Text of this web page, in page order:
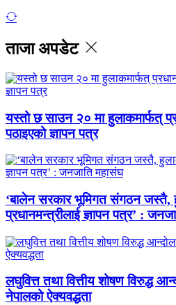
ताजा अपडेट
यस्तो छ साउन २० मा हुलाकमार्फत्
पठाइएको ज्ञापन पत्र
‘बालेन सरकार भूमिगत संगठन जस्तै,
प्रधानमन्त्रीलाई ज्ञापन पत्र’ :
लघुवित्त तथा वित्तीय शोषण विरुद्ध
नेपालको ऐक्यवद्धता